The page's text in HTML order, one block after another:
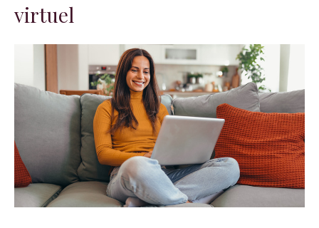
virtuel